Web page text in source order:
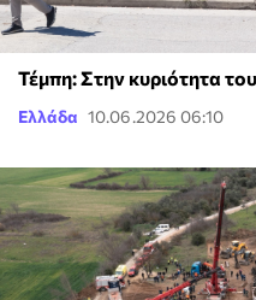
Τέμπη: Στην κυριότητα
Ελλάδα 10.06.2026 06:10